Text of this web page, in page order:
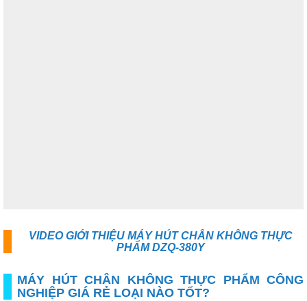
VIDEO GIỚI THIỆU MÁY HÚT CHÂN KHÔNG THỰC
PHẨM DZQ-380Y
MÁY HÚT CHÂN KHÔNG THỰC PHẨM CÔNG
NGHIỆP GIÁ RẺ LOẠI NÀO TỐT?